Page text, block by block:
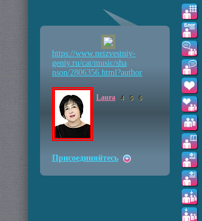
https://www.neizvestniy-
geniy.ru/cat/music/sha
nson/2806356.html?author
Laura 4 5 6
Присоединяйтесь